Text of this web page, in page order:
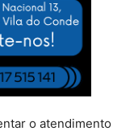
o atendimento